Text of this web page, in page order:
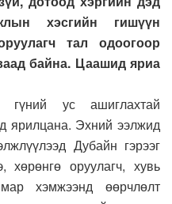
хэсгийн гишүүн
тал одоогоор
байна. Цаашид яриа
гүний ус ашиглахтай
ярилцана. Эхний ээлжид
Дубайн гэрээг
оруулагч, хувь
хэмжээнд өөрчлөлт